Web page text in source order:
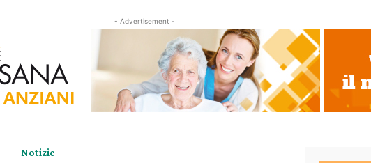
- Advertisement -
Notizie